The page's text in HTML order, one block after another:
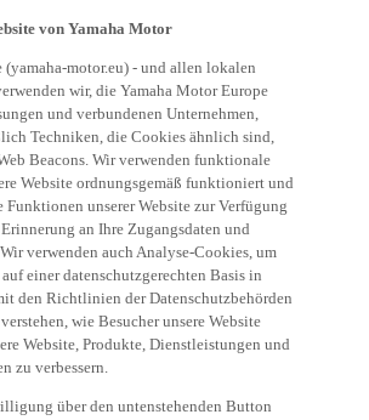
von Yamaha Motor
(yamaha-motor.eu) - und allen lokalen
wir, die Yamaha Motor Europe
und verbundenen Unternehmen,
Techniken, die Cookies ähnlich sind,
Beacons. Wir verwenden funktionale
Website ordnungsgemäß funktioniert und
Funktionen unserer Website zur Verfügung
an Ihre Zugangsdaten und
verwenden auch Analyse-Cookies, um
einer datenschutzgerechten Basis in
den Richtlinien der Datenschutzbehörden
wie Besucher unsere Website
Website, Produkte, Dienstleistungen und
zu verbessern.
über den untenstehenden Button